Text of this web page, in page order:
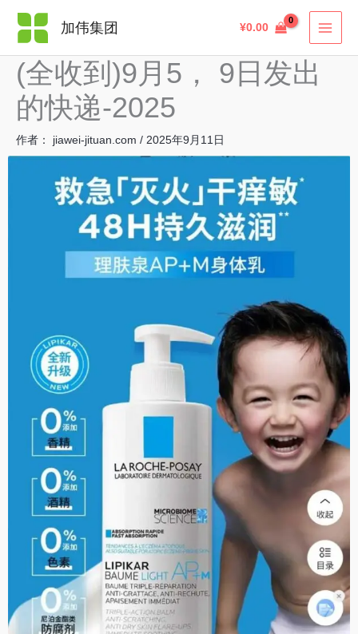
加伟集团 ¥0.00
(全收到)9月5， 9日发出
的快递-2025
作者： jiawei-jituan.com / 2025年9月11日
索